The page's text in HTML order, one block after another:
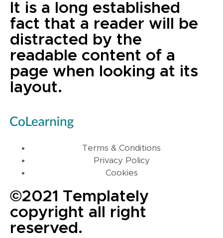
It is a long established
fact that a reader will be
distracted by the
readable content of a
page when looking at its
layout.
Terms & Conditions
Privacy Policy
Cookies
©2021 Templately
copyright all right
reserved.